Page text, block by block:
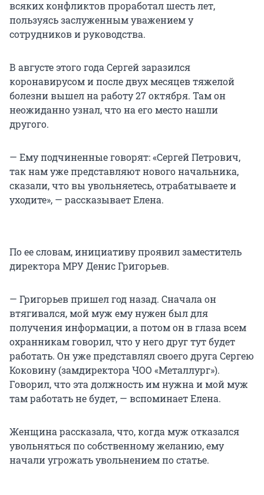
всяких конфликтов проработал шесть лет,
пользуясь заслуженным уважением у
сотрудников и руководства.
В августе этого года Сергей заразился
коронавирусом и после двух месяцев тяжелой
болезни вышел на работу 27 октября. Там он
неожиданно узнал, что на его место нашли
другого.
— Ему подчиненные говорят: «Сергей Петрович,
так нам уже представляют нового начальника,
сказали, что вы увольняетесь, отрабатываете и
уходите», — рассказывает Елена.
По ее словам, инициативу проявил заместитель
директора МРУ Денис Григорьев.
— Григорьев пришел год назад. Сначала он
втягивался, мой муж ему нужен был для
получения информации, а потом он в глаза всем
охранникам говорил, что у него друг тут будет
работать. Он уже представлял своего друга Сергею
Коковину (замдиректора ЧОО «Металлург»).
Говорил, что эта должность им нужна и мой муж
там работать не будет, — вспоминает Елена.
Женщина рассказала, что, когда муж отказался
увольняться по собственному желанию, ему
начали угрожать увольнением по статье.